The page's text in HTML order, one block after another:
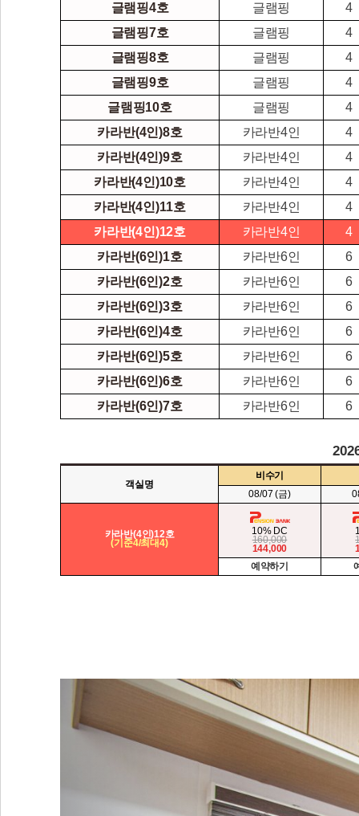
글램핑4호
글램핑
4
글램핑7호
글램핑
4
글램핑8호
글램핑
4
글램핑9호
글램핑
4
글램핑10호
글램핑
4
카라반(4인)8호
카라반4인
4
카라반(4인)9호
카라반4인
4
카라반(4인)10호
카라반4인
4
카라반(4인)11호
카라반4인
4
카라반(4인)12호
카라반4인
4
카라반(6인)1호
카라반6인
6
카라반(6인)2호
카라반6인
6
카라반(6인)3호
카라반6인
6
카라반(6인)4호
카라반6인
6
카라반(6인)5호
카라반6인
6
카라반(6인)6호
카라반6인
6
카라반(6인)7호
카라반6인 6